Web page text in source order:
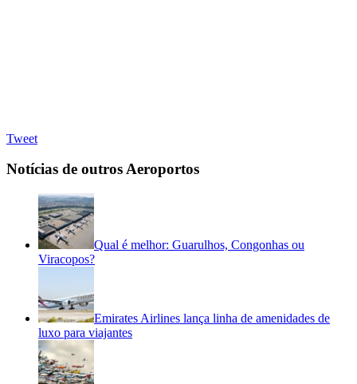
Tweet
Notícias de outros Aeroportos
Qual é melhor: Guarulhos, Congonhas ou
Viracopos?
Emirates Airlines lança linha de amenidades de
luxo para viajantes